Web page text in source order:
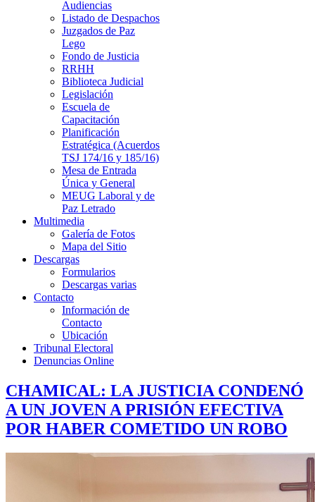
Audiencias
Listado de Despachos
Juzgados de Paz
Lego
Fondo de Justicia
RRHH
Biblioteca Judicial
Legislación
Escuela de
Capacitación
Planificación
Estratégica (Acuerdos
TSJ 174/16 y 185/16)
Mesa de Entrada
Única y General
MEUG Laboral y de
Paz Letrado
Multimedia
Galería de Fotos
Mapa del Sitio
Descargas
Formularios
Descargas varias
Contacto
Información de
Contacto
Ubicación
Tribunal Electoral
Denuncias Online
CHAMICAL: LA JUSTICIA CONDENÓ
A UN JOVEN A PRISIÓN EFECTIVA
POR HABER COMETIDO UN ROBO